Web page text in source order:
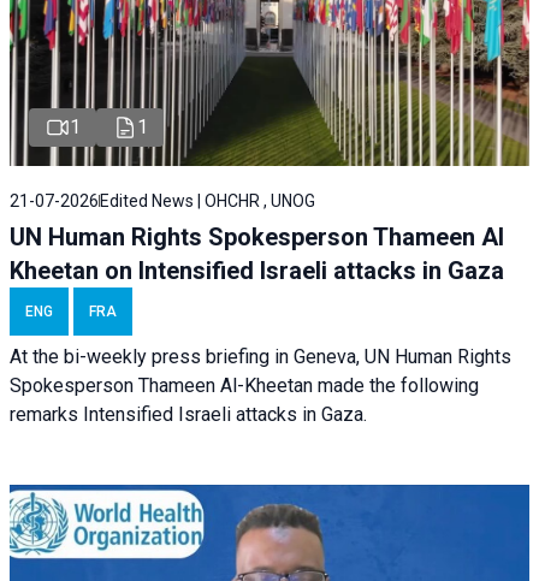
1 1
21-07-2026 Edited News | OHCHR , UNOG
UN Human Rights Spokesperson Thameen Al
Kheetan on Intensified Israeli attacks in Gaza
ENG FRA
At the bi-weekly press briefing in Geneva, UN Human Rights
Spokesperson Thameen Al-Kheetan made the following
remarks Intensified Israeli attacks in Gaza.